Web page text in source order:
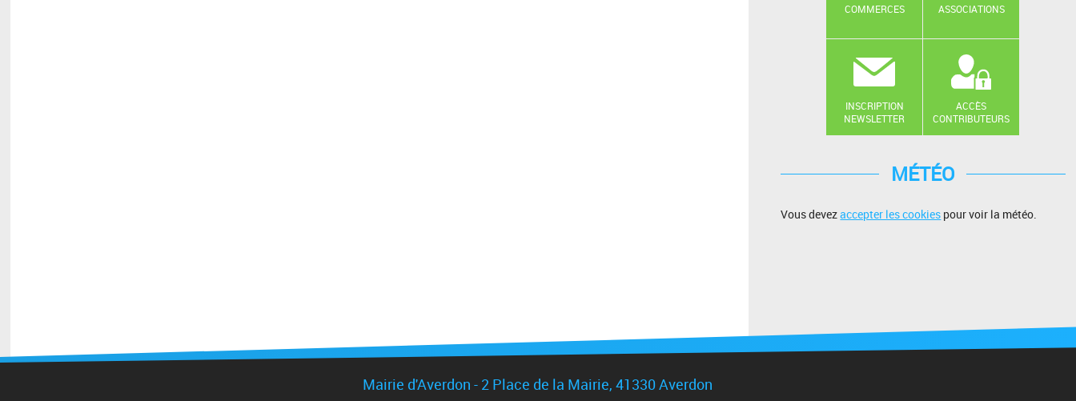
COMMERCES ASSOCIATIONS
INSCRIPTION
NEWSLETTER
ACCÈS
CONTRIBUTEURS
MÉTÉO
Vous devezaccepter les cookies pour voir la météo.
Mairie d'Averdon - 2 Place de la Mairie, 41330 Averdon